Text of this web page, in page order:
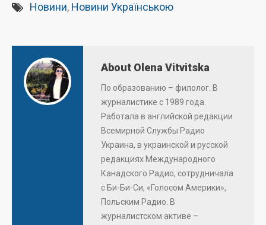
Новини, Новини Українською
About Olena Vitvitska
По образованию – филолог. В
журналистике с 1989 года.
Работала в английской редакции
Всемирной Службы Радио
Украина, в украинской и русской
редакциях Международного
Канадского Радио, сотрудничала
с Би-Би-Си, «Голосом Америки»,
Польским Радио. В
журналистском активе –